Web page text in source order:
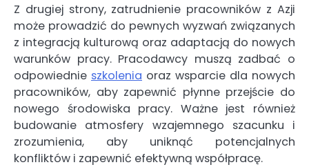
Z drugiej strony, zatrudnienie pracowników z Azji
może prowadzić do pewnych wyzwań związanych
z integracją kulturową oraz adaptacją do nowych
warunków pracy. Pracodawcy muszą zadbać o
odpowiednie szkolenia oraz wsparcie dla nowych
pracowników, aby zapewnić płynne przejście do
nowego środowiska pracy. Ważne jest również
budowanie atmosfery wzajemnego szacunku i
zrozumienia, aby uniknąć potencjalnych
konfliktów i zapewnić efektywną współpracę.